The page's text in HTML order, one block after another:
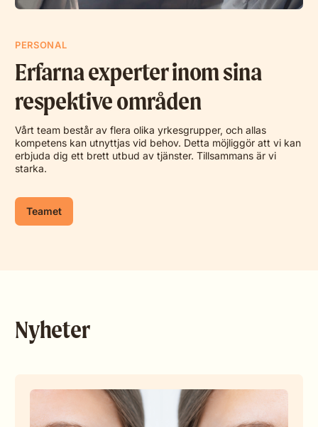
PERSONAL
Erfarna experter inom sina
respektive områden
Vårt team består av flera olika yrkesgrupper, och allas
kompetens kan utnyttjas vid behov. Detta möjliggör att vi kan
erbjuda dig ett brett utbud av tjänster. Tillsammans är vi
starka.
Teamet
Nyheter